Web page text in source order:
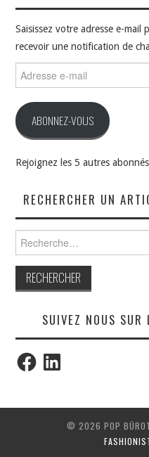
Saisissez votre adresse e-
recevoir une notification de
Adresse
e-
ABONNEZ-VOUS
Rejoignez les 5 autres abonnés
RECHERCHER UN
Rechercher :
SUIVEZ NOUS SUR
FacebookLinkedIn
© 2026 POP